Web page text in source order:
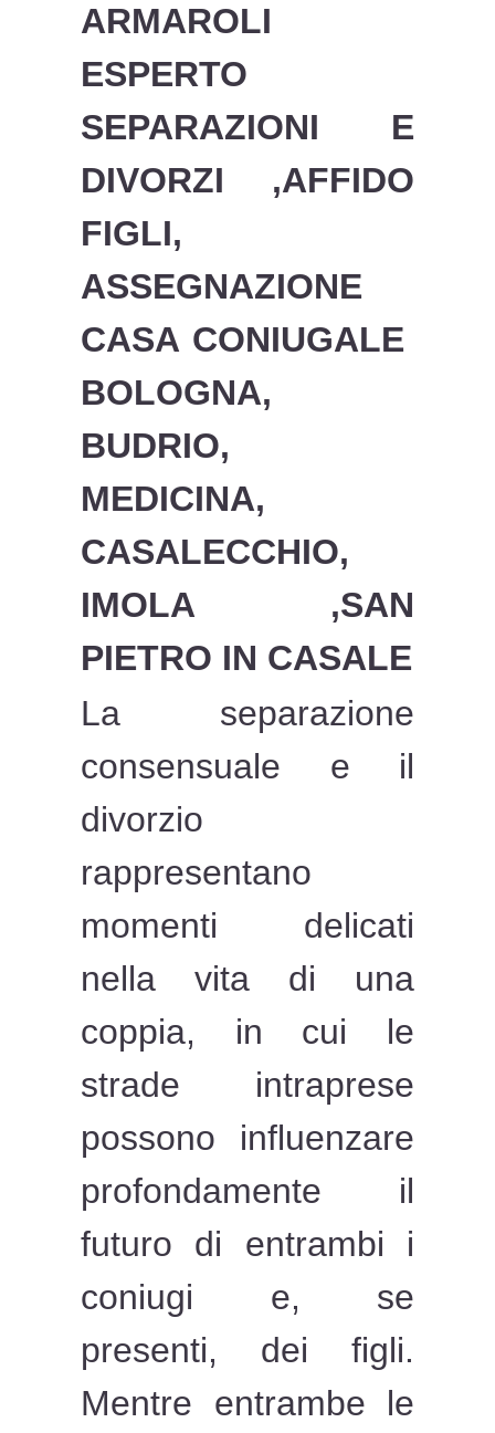
ARMAROLI
ESPERTO
SEPARAZIONI E
DIVORZI ,AFFIDO
FIGLI,
ASSEGNAZIONE
CASA CONIUGALE
BOLOGNA,
BUDRIO,
MEDICINA,
CASALECCHIO,
IMOLA ,SAN
PIETRO IN CASALE
La separazione
consensuale e il
divorzio
rappresentano
momenti delicati
nella vita di una
coppia, in cui le
strade intraprese
possono influenzare
profondamente il
futuro di entrambi i
coniugi e, se
presenti, dei figli.
Mentre entrambe le